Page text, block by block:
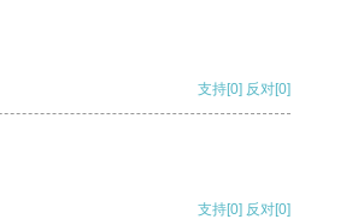
支持[0] 反对[0]
支持[0] 反对[0]